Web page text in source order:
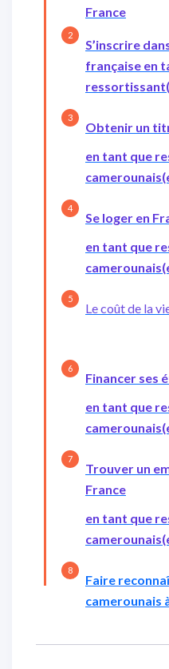
France
S’inscrire
française en
Obtenir un
en tant que
Se loger en
en tant que
Le coût de la
Financer ses
en tant que
Trouver un
France
en tant que
Faire
camerounais